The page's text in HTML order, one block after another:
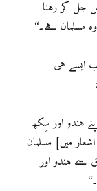
جل کر رہنا
مسلمان ہے۔‘‘
ایسے ہی
ہندو اور سِکھ
میں] مسلمان
سے ہندو اور